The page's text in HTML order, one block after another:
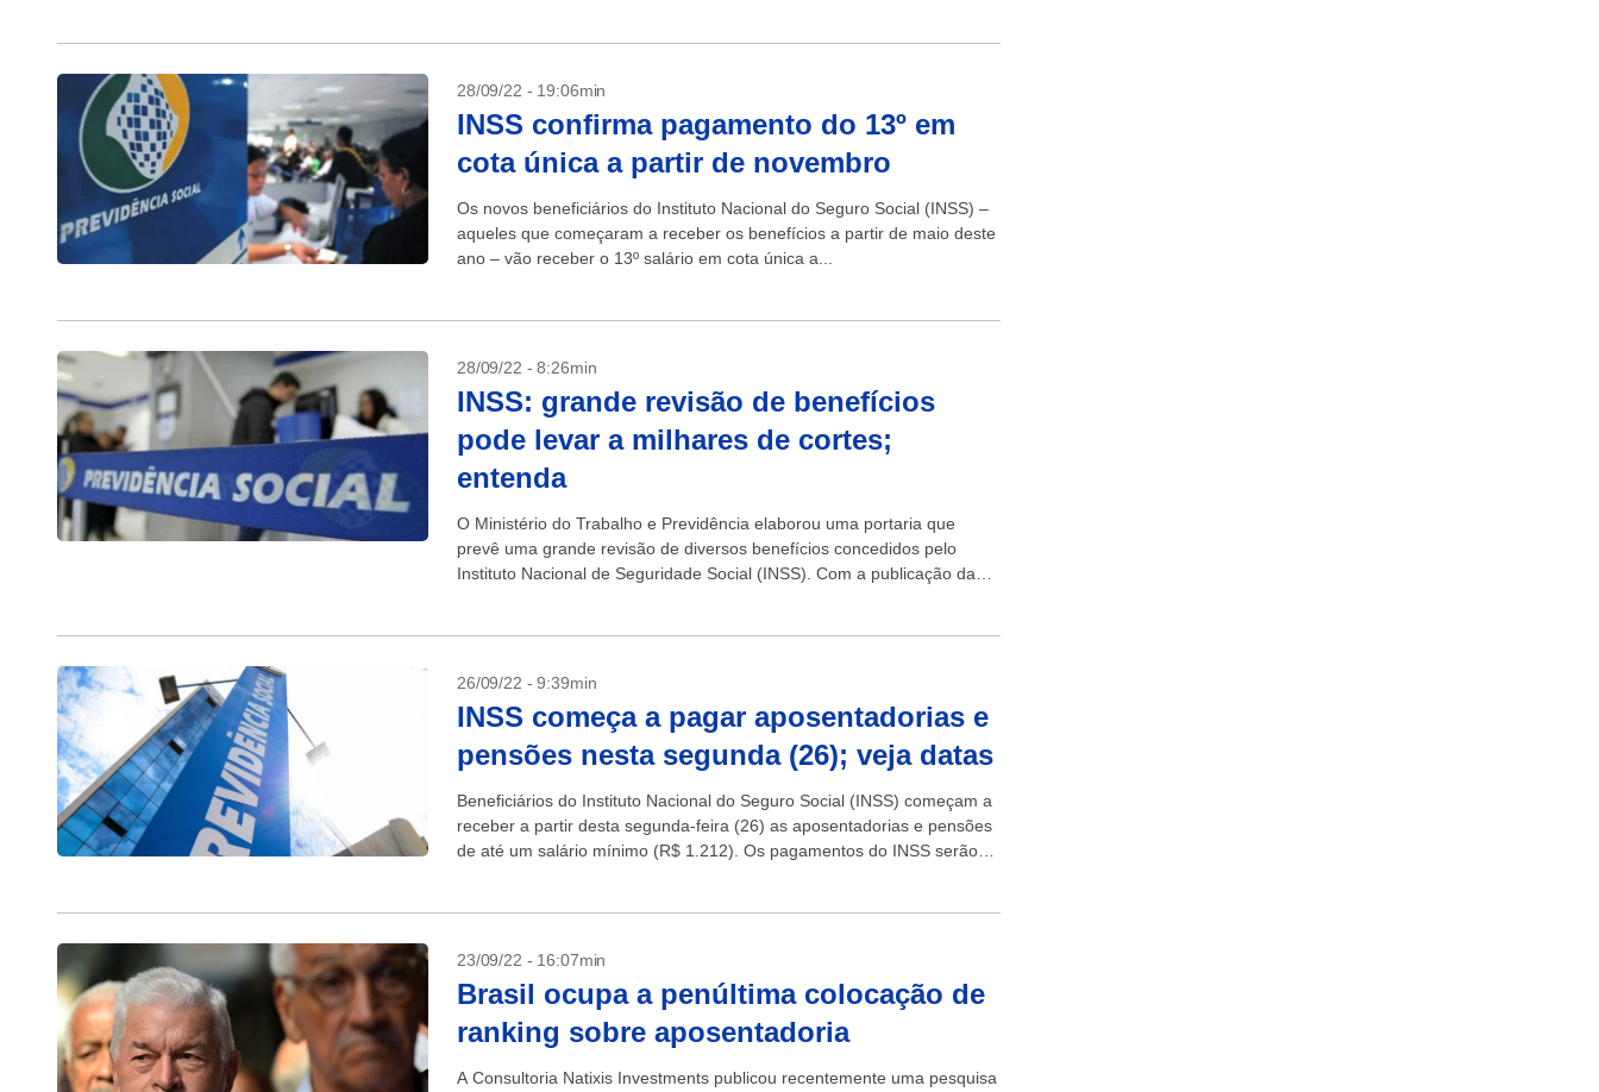
28/09/22 - 19:06min
INSS confirma pagamento do 13º em
cota única a partir de novembro
Os novos beneficiários do Instituto Nacional do Seguro Social (INSS) –
aqueles que começaram a receber os benefícios a partir de maio deste
ano – vão receber o 13º salário em cota única a...
28/09/22 - 8:26min
INSS: grande revisão de benefícios
pode levar a milhares de cortes;
entenda
O Ministério do Trabalho e Previdência elaborou uma portaria que
prevê uma grande revisão de diversos benefícios concedidos pelo
Instituto Nacional de Seguridade Social (INSS). Com a publicação da
26/09/22 - 9:39min
INSS começa a pagar aposentadorias e
pensões nesta segunda (26); veja datas
Beneficiários do Instituto Nacional do Seguro Social (INSS) começam a
receber a partir desta segunda-feira (26) as aposentadorias e pensões
de até um salário mínimo (R$ 1.212). Os pagamentos do INSS serão
23/09/22 - 16:07min
Brasil ocupa a penúltima colocação de
ranking sobre aposentadoria
A Consultoria Natixis Investments publicou recentemente uma pesquisa